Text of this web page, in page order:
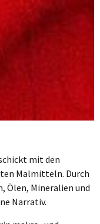
mit den
Malmitteln. Durch
Ölen, Mineralien und
Narrativ.